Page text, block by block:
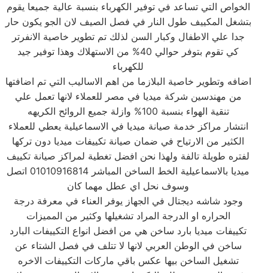
الخواص التي تساعد في توفير الكهرباء بنسبة عالية جميعا يقوم
بتشغل المكييف طول النار في فصل الصيف لان الجو يكون حار
جدا علي الاطفال وكبار السن لذلك تم تطوير خاصية الانفرتر
كي تقوم بتوفر حوالي 40% من الاستهلاك وهذا توفير جيد
للكهرباء
اضافه وتطوير خاصية البلازما من اهم الاساليب التي تم اضافتها
من مهندسين شركة ميديا في مصر للعملاء لانها تعمل علي
تنقية الهواء بنسبة 100% وازلة جميع الروائح الكريهه
انتشار مراكز خدمة صيانة ميديا في الاسماعيلية يعطي للعملاء
الكثير من الارتياح في ضمان صيانة تكييفات ميديا دون تركها
لفتره طويلة تالفة ولهذا نحن افضل تغطية لمراكز صيانة تكييف
ميديا بالاسماعيلية الخط الساخن المباشر 01010916814 اتصل
وسوف نحل اي عطل مهما كان
وجود شاشه ديجتال في الجهاز يوفر العناء في معرفة درجة
الحراره او الدرجة المراد تشغيلها وكثير من المميزات
تكييفات ميديا بارد ساخن هي من افضل انواع التكييفات البارد
ساخن في الوطن العربي لانها لا تتلف في فصل الشتاء عن
تشغيل الساخن بيها عكس باقي ماركات التكييفات الاخره